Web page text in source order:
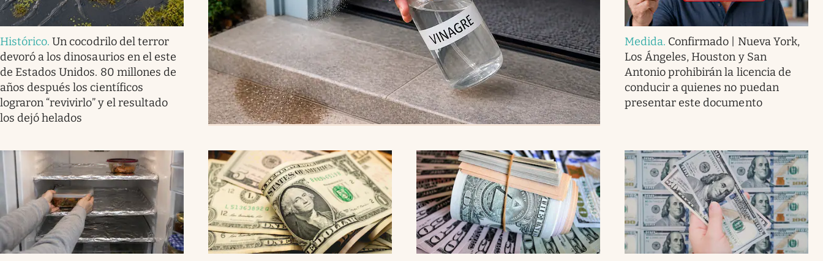
Histórico.Un cocodrilo del terror
devoró a los dinosaurios en el este
de Estados Unidos. 80 millones de
años después los científicos
lograron “revivirlo” y el resultado
los dejó helados
Medida. Confirmado | Nueva York,
Los Ángeles, Houston y San
Antonio prohibirán la licencia de
conducir a quienes no puedan
presentar este documento